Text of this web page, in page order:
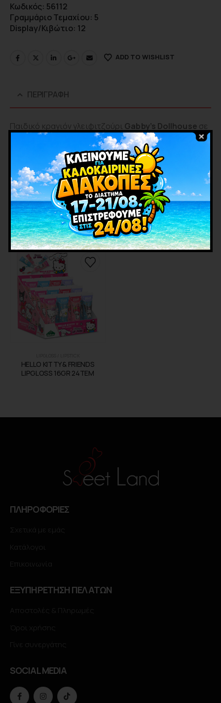
Κωδικός: 56112
Γραμμάριο Τεμαχίου: 5
Display/Κιβώτιο: 12
ADD TO WISHLIST
ΠΕΡΙΓΡΑΦΉ
Παιδικό κραγιόν γλειφιτζούρι Gabby’s Dollhouse σε
2 χρώματα με υπέροχη γεύση φράουλα και blueberry.
Ιδανικό προϊόν για τοποθέτηση δίπλα στο ταμείο.
ΕΤΑΙΡΊΑ
ΣΧΕΤΙΚΑ ΠΡΟΪΟΝΤΑ
HELLO KITTY & FRIENDS
LIPGLOSS 16GR 24ΤΕΜ
ΠΛΗΡΟΦΟΡΙΕΣ
ΕΞΥΠΗΡΕΤΗΣΗ ΠΕΛΑΤΩΝ
SOCIAL MEDIA